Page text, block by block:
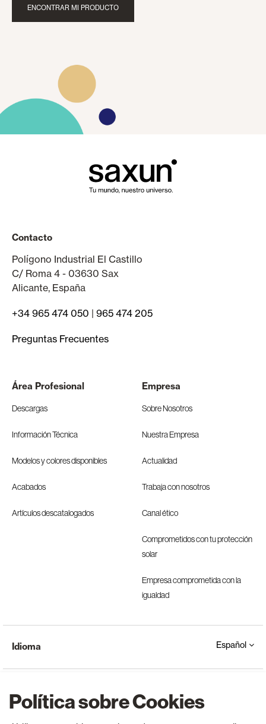
Política sobre Cookies
ENCONTRAR MI PRODUCTO
Contacto
Polígono Industrial El Castillo
C/ Roma 4 - 03630 Sax
Alicante, España
+34 965 474 050 | 965 474 205
Preguntas Frecuentes
Área Profesional
Descargas
Información Técnica
Modelos y colores disponibles
Acabados
Artículos descatalogados
Empresa
Sobre Nosotros
Nuestra Empresa
Actualidad
Trabaja con nosotros
Canal ético
Comprometidos con tu protección
solar
Empresa comprometida con la
igualdad
Idioma Español